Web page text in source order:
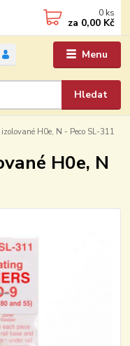
Menu
Hledat
0 ks
za 0,00 Kč
izolované H0e, N - Peco SL-311
H0e, N